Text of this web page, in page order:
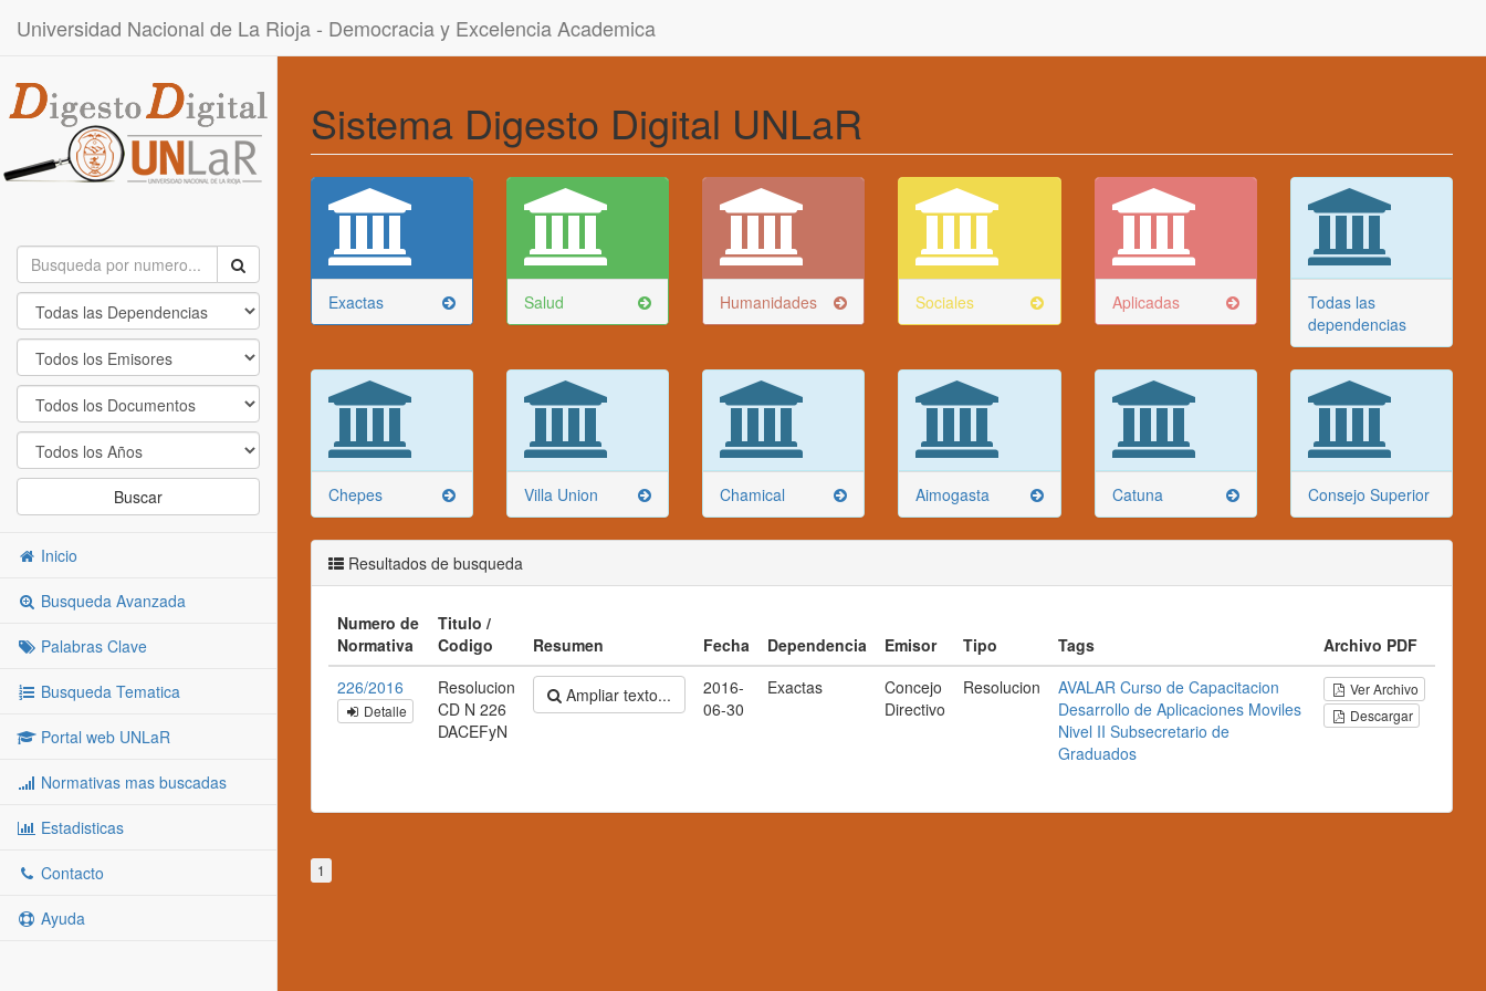
Universidad Nacional de La Rioja - Democracia y Excelencia Academica
Buscar
Inicio
Busqueda Avanzada
Palabras Clave
Busqueda Tematica
Portal web UNLaR
Normativas mas buscadas
Estadisticas
Contacto
Ayuda
Sistema Digesto Digital UNLaR
Exactas Salud Humanidades Sociales Aplicadas
Todas las
dependencias
Chepes Villa Union Chamical Aimogasta Catuna Consejo Superior
Resultados de busqueda
Numero de
Normativa
Titulo /
Codigo
Resumen Fecha Dependencia Emisor Tipo Tags
Archivo PDF
226/2016
Detalle
Resolucion
CD N 226
DACEFyN
Ampliar texto...
2016-
06-30
Exactas
Concejo
Directivo
Resolucion AVALAR Curso de Capacitacion
Desarrollo de Aplicaciones Moviles
Nivel II Subsecretario de
Graduados
Ver Archivo
Descargar
1